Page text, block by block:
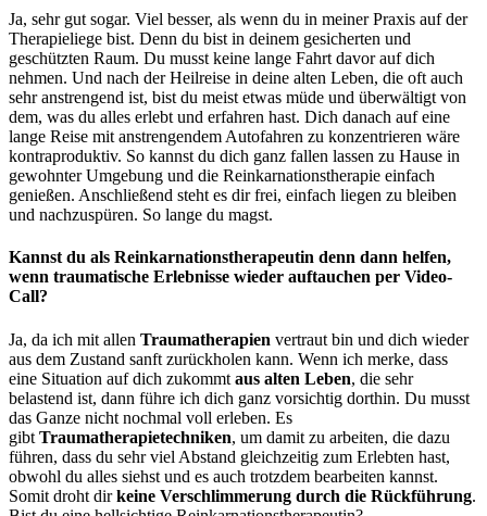
Ja, sehr gut sogar. Viel besser, als wenn du in meiner Praxis auf der
Therapieliege bist. Denn du bist in deinem gesicherten und
geschützten Raum. Du musst keine lange Fahrt davor auf dich
nehmen. Und nach der Heilreise in deine alten Leben, die oft auch
sehr anstrengend ist, bist du meist etwas müde und überwältigt von
dem, was du alles erlebt und erfahren hast. Dich danach auf eine
lange Reise mit anstrengendem Autofahren zu konzentrieren wäre
kontraproduktiv. So kannst du dich ganz fallen lassen zu Hause in
gewohnter Umgebung und die Reinkarnationstherapie einfach
genießen. Anschließend steht es dir frei, einfach liegen zu bleiben
und nachzuspüren. So lange du magst.
Kannst du als Reinkarnationstherapeutin denn dann helfen,
wenn traumatische Erlebnisse wieder auftauchen per Video-
Call?
Ja, da ich mit allen Traumatherapien vertraut bin und dich wieder
aus dem Zustand sanft zurückholen kann. Wenn ich merke, dass
eine Situation auf dich zukommt aus alten Leben, die sehr
belastend ist, dann führe ich dich ganz vorsichtig dorthin. Du musst
das Ganze nicht nochmal voll erleben. Es
gibt Traumatherapietechniken, um damit zu arbeiten, die dazu
führen, dass du sehr viel Abstand gleichzeitig zum Erlebten hast,
obwohl du alles siehst und es auch trotzdem bearbeiten kannst.
Somit droht dirkeine Verschlimmerung durch die Rückführung.